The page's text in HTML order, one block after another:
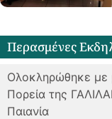
Περασμένες
Oλοκληρώθηκε με
Πορεία της
Παιανία